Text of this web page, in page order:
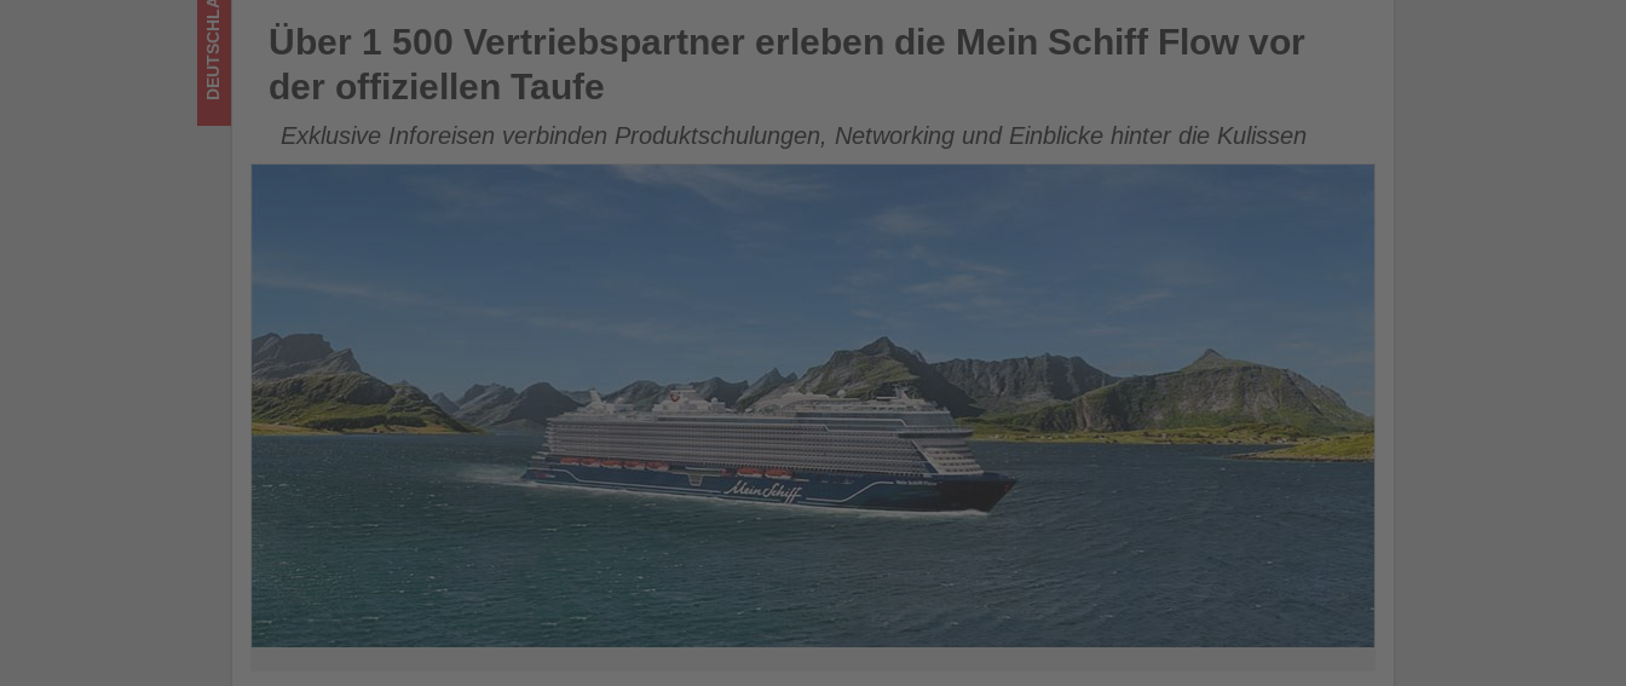
Über 1 500 Vertriebspartner erleben die Mein Schiff Flow vor der offiziellen Taufe
DEUTSCHLAND
Über 1 500 Vertriebspartner erleben die Mein Schiff Flow vor
der offiziellen Taufe
Exklusive Inforeisen verbinden Produktschulungen, Networking und Einblicke hinter die Kulissen